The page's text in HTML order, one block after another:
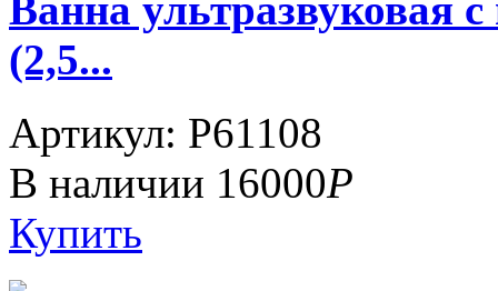
(2,5...
Артикул: P61108
В наличии 16000Р
Купить